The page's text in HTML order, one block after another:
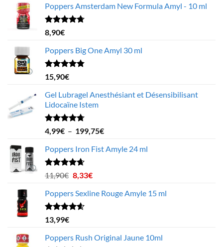
Poppers Amsterdam New Formula Amyl - 10 ml
Note4.68
sur 5
8,90€
Poppers Big One Amyl 30 ml
Note4.78
sur 5
15,90€
Gel Lubragel Anesthésiant et Désensibilisant
Lidocaïne Istem
Note4.70
sur 5
4,99€ – 199,75€Plage
prix :
Poppers Iron Fist Amyle 24 ml
Note4.63
sur 5
11,90€ Le
initial
était :
8,33€Le
actuel
Poppers Sexline Rouge Amyle 15 ml
Note4.58
sur 5
13,99€
Poppers Rush Original Jaune 10ml